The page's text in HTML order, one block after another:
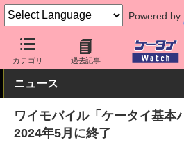
Powered by
カテゴリ 過去記事
ケータイ Watch キャリア ワイモバ
ニュース
ワイモバイル「ケータイ基本
2024年5月に終了